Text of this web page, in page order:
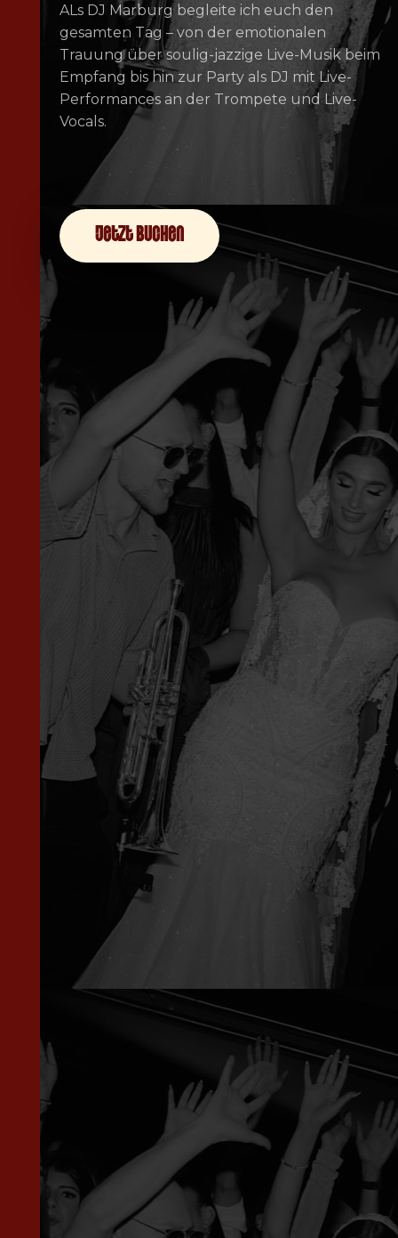
ALs DJ Marburg begleite ich euch den
gesamten Tag – von der emotionalen
Trauung über soulig-jazzige Live-Musik beim
Empfang bis hin zur Party als DJ mit Live-
Performances an der Trompete und Live-
Vocals.
jetzt buchen